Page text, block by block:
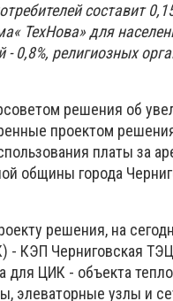
составит
ТехНова» для
0,8%, религиозных
решения об
проектом
платы за
общины города
решения, на
КЭП Черниговская
для ЦИК - объекта
элеваторные узлы и